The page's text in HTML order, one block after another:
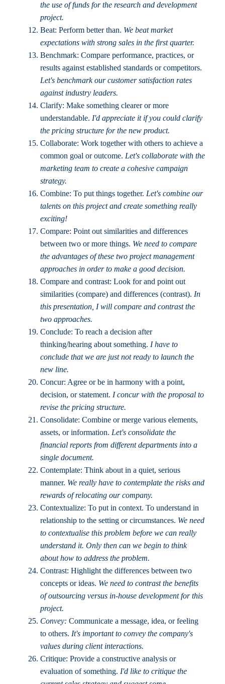
the use of funds for the research and development
project.
Beat: Perform better than. We beat market
expectations with strong sales in the first quarter.
Benchmark: Compare performance, practices, or
results against established standards or competitors.
Let's benchmark our customer satisfaction rates
against industry leaders.
Clarify: Make something clearer or more
understandable. I'd appreciate it if you could clarify
the pricing structure for the new product.
Collaborate: Work together with others to achieve a
common goal or outcome. Let's collaborate with the
marketing team to create a cohesive campaign
strategy.
Combine: To put things together. Let's combine our
talents on this project and create something really
exciting!
Compare: Point out similarities and differences
between two or more things. We need to compare
the advantages of these two project management
approaches in order to make a good decision.
Compare and contrast: Look for and point out
similarities (compare) and differences (contrast). In
this presentation, I will compare and contrast the
two approaches.
Conclude: To reach a decision after
thinking/hearing about something. I have to
conclude that we are just not ready to launch the
new line.
Concur: Agree or be in harmony with a point,
decision, or statement. I concur with the proposal to
revise the pricing structure.
Consolidate: Combine or merge various elements,
assets, or information. Let's consolidate the
financial reports from different departments into a
single document.
Contemplate: Think about in a quiet, serious
manner. We really have to contemplate the risks and
rewards of relocating our company.
Contextualize: To put in context. To understand in
relationship to the setting or circumstances. We need
to contextualise this problem before we can really
understand it. Only then can we begin to think
about how to address the problem.
Contrast: Highlight the differences between two
concepts or ideas. We need to contrast the benefits
of outsourcing versus in-house development for this
project.
Convey: Communicate a message, idea, or feeling
to others. It's important to convey the company's
values during client interactions.
Critique: Provide a constructive analysis or
evaluation of something. I'd like to critique the